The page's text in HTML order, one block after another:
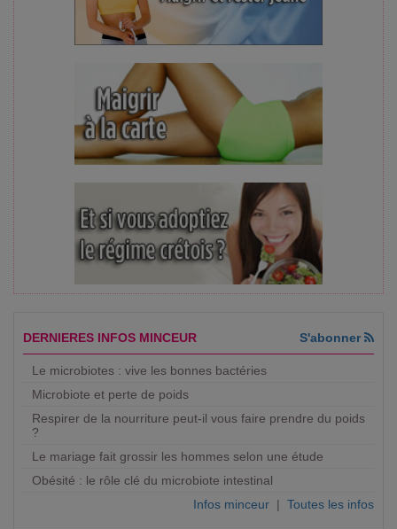
DERNIERES INFOS MINCEUR S'abonner
Le microbiotes : vive les bonnes bactéries
Microbiote et perte de poids
Respirer de la nourriture peut-il vous faire prendre du poids
?
Le mariage fait grossir les hommes selon une étude
Obésité : le rôle clé du microbiote intestinal
Infos minceur | Toutes les infos